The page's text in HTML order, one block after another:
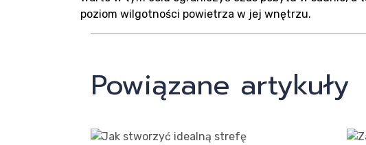
poziom wilgotności powietrza w jej wnętrzu.
Powiązane artykuły